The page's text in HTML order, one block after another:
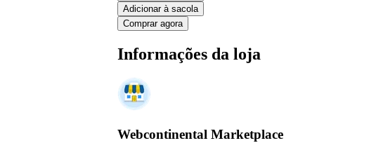
Adicionar à sacola
Comprar agora
Informações da loja
Webcontinental Marketplace